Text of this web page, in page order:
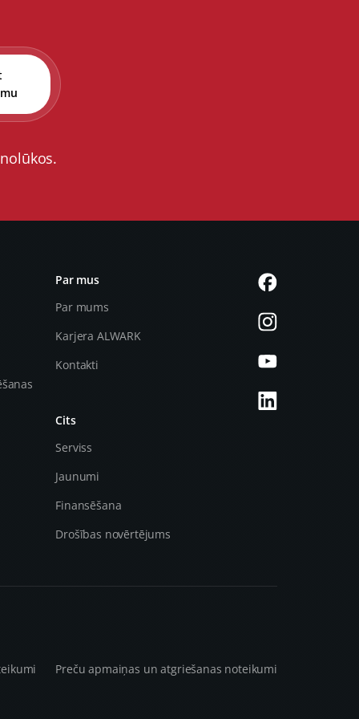
Par mus
Par mums
Karjera ALWARK
Kontakti
Cits
Serviss
Jaunumi
Finansēšana
Drošības novērtējums
Preču apmaiņas un atgriešanas noteikumi